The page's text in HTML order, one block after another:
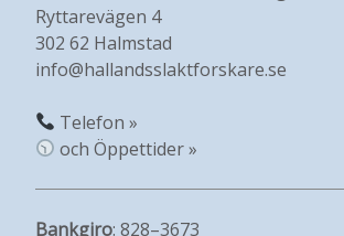
Ryttarevägen 4
302 62 Halmstad
info@hallandsslaktforskare.se
Telefon »
och Öppettider »
Bankgiro: 828–3673